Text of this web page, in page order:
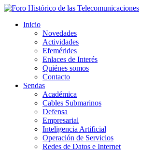
Inicio
Novedades
Actividades
Efemérides
Enlaces de Interés
Quiénes somos
Contacto
Sendas
Académica
Cables Submarinos
Defensa
Empresarial
Inteligencia Artificial
Operación de Servicios
Redes de Datos e Internet